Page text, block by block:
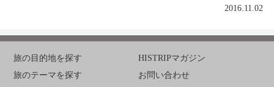
2016.11.02
旅の目的地を探す
旅のテーマを探す
HISTRIPマガジン
お問い合わせ